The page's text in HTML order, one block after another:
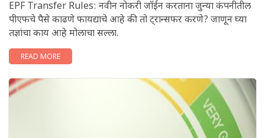
EPF Transfer Rules: नवीन नोकरी जॉईन करताना जुन्या कंपनीतील
पीएफचे पैसे काढणे फायद्याचे आहे की तो ट्रान्सफर करणे? जाणून घ्या
तज्ञांचा काय आहे मोलाचा सल्ला.
READ MORE